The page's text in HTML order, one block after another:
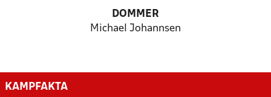
DOMMER
Michael Johannsen
KAMPFAKTA